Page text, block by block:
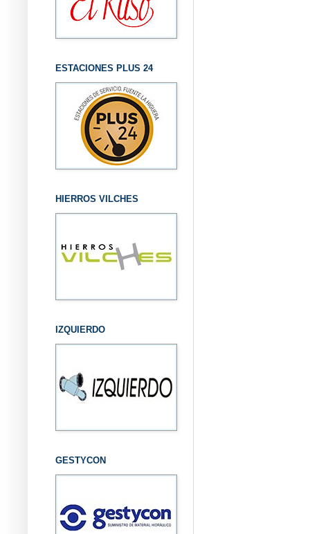
ESTACIONES PLUS 24
HIERROS VILCHES
IZQUIERDO
GESTYCON